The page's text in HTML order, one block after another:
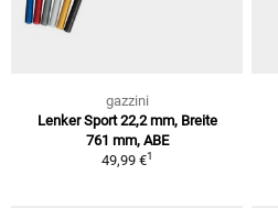
gazzini
Lenker Sport 22,2 mm, Breite
761 mm, ABE
49,99 €1